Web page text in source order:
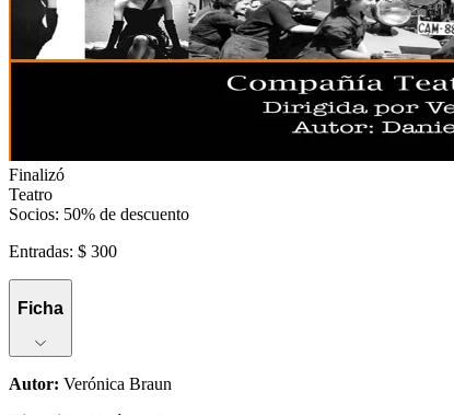
Finalizó
Teatro
Socios: 50% de descuento
Entradas: $ 300
Ficha
Autor: Verónica Braun